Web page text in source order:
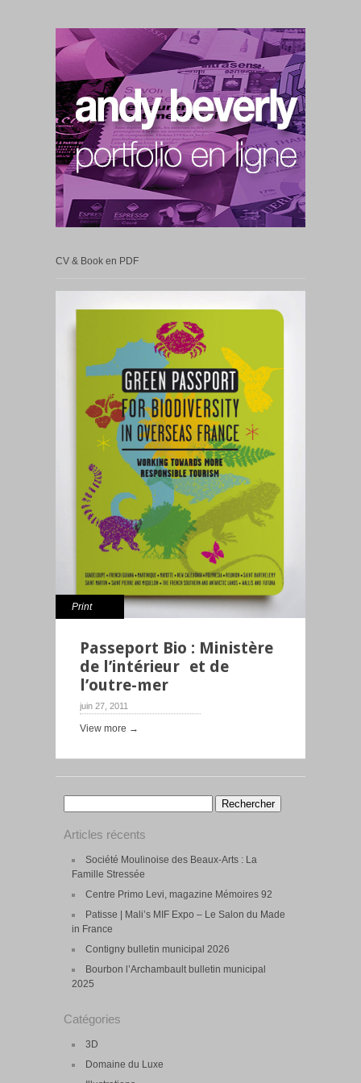
CV & Book en PDF
Print
Passeport Bio : Ministère
de l’intérieur et de
l’outre-mer
juin 27, 2011
View more →
Articles récents
Société Moulinoise des Beaux-Arts : La
Famille Stressée
Centre Primo Levi, magazine Mémoires 92
Patisse | Mali’s MIF Expo – Le Salon du Made
in France
Contigny bulletin municipal 2026
Bourbon l’Archambault bulletin municipal
2025
Catégories
3D
Domaine du Luxe